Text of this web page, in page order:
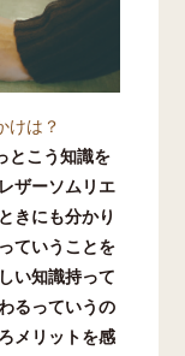
けは？
とこう知識を
ザーソムリエ
きにも分かり
ていうことを
い知識持って
るっていうの
メリットを感